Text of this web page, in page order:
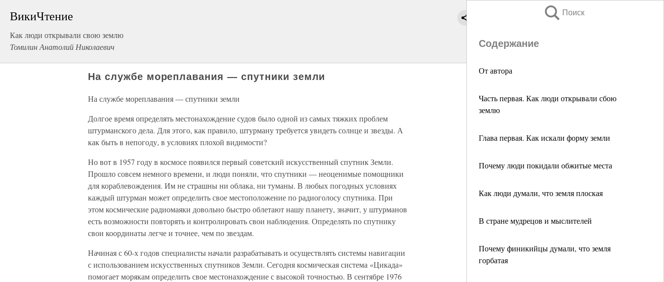
ВикиЧтение
Как люди открывали свою землю
Томилин Анатолий Николаевич
Поиск
Содержание
От автора
Часть первая. Как люди открывали сбою
землю
Глава первая. Как искали форму земли
Почему люди покидали обжитые места
Как люди думали, что земля плоская
В стране мудрецов и мыслителей
Почему финикийцы думали, что земля
горбатая
На службе мореплавания — спутники земли
На службе мореплавания — спутники земли
Долгое время определять местонахождение судов было одной из самых тяжких проблем
штурманского дела. Для этого, как правило, штурману требуется увидеть солнце и звезды. А
как быть в непогоду, в условиях плохой видимости?
Но вот в 1957 году в космосе появился первый советский искусственный спутник Земли.
Прошло совсем немного времени, и люди поняли, что спутники — неоценимые помощники
для кораблевождения. Им не страшны ни облака, ни туманы. В любых погодных условиях
каждый штурман может определить свое местоположение по радиоголосу спутника. При
этом космические радиомаяки довольно быстро облетают нашу планету, значит, у штурманов
есть возможности повторять и контролировать свои наблюдения. Определять по спутнику
свои координаты легче и точнее, чем по звездам.
Начиная с 60-х годов специалисты начали разрабатывать и осуществлять системы навигации
с использованием искусственных спутников Земли. Сегодня космическая система «Цикада»
помогает морякам определить свое местонахождение с высокой точностью. В сентябре 1976